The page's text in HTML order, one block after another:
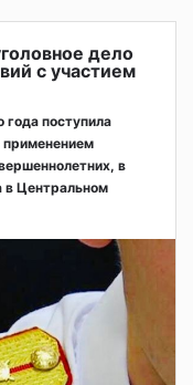
дело
с участием
года поступила
в
в Центральном